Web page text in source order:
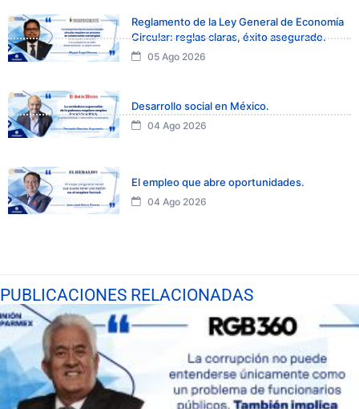
Reglamento de la Ley General de Economía
Circular: reglas claras, éxito asegurado.
05 Ago 2026
Desarrollo social en México.
04 Ago 2026
El empleo que abre oportunidades.
04 Ago 2026
PUBLICACIONES RELACIONADAS